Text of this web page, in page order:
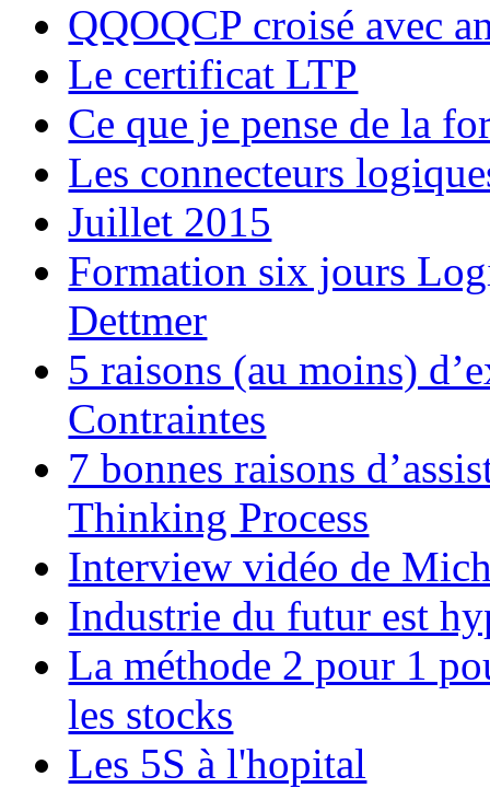
QQOQCP croisé avec
Le certificat LTP
Ce que je pense de la
Les connecteurs
Juillet 2015
Formation six jours
Dettmer
5 raisons (au moins)
Contraintes
7 bonnes raisons
Thinking Process
Interview vidéo de
Industrie du futur est
La méthode 2 pour 1
les stocks
Les 5S à l'hopital